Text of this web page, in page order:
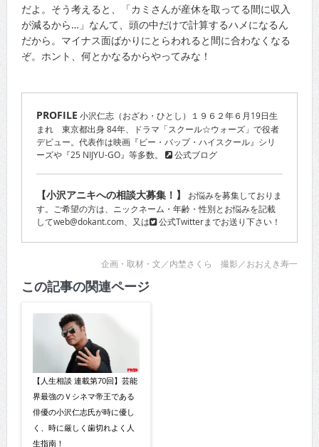
だよ。そう考えると、「カミさんが産休を取ってる間に収入
が減るから…」なんて、頭の中だけで計算するハメになるん
だから。マイナス面ばかりにとらわれると間に合わなくなる
ぞ。ホント、何とかなるからやってみな！
PROFILE 小沢仁志（おざわ・ひとし）１９６２年６月19日生
まれ 東京都出身 84年、ドラマ「スクール☆ウォーズ」で役者
デビュー。代表作は映画『ビー・バップ・ハイスクール』シリ
ーズや『25 NIJYU-GO』等多数。
公式ブログ
【小沢アニキへの相談大募集！】
お悩みを募集しておりま
す。ご希望の方は、ニックネーム・年齢・性別とお悩みを記載
してweb@dokant.com、又は
公式Twitterまでお送り下さい！
企画・取材・文／内埜さくら 撮影／おおえき寿一
この記事の関連ページ
【人生相談 連載第70回】芸能
界最強のＶシネマ帝王である
俳優の小沢仁志氏が時に優し
く、時に厳しく歯切れよく人
生指南！